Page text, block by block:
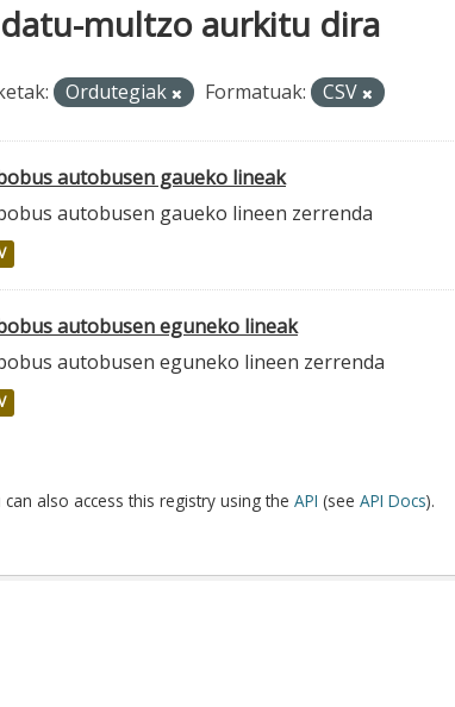
multzo aurkitu dira
Ordutegiak Formatuak: CSV
autobusen gaueko lineak
autobusen gaueko lineen zerrenda
autobusen eguneko lineak
autobusen eguneko lineen zerrenda
can also access this registry using the API (see API Docs).